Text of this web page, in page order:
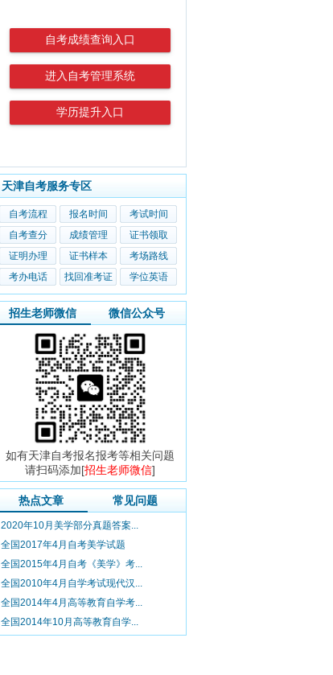
自考成绩查询入口
进入自考管理系统
学历提升入口
天津自考服务专区
自考流程 报名时间
考试时间
自考查分
成绩管理
证书领取
证明办理
证书样本
考场路线
考办电话
找回准考证 学位英语
招生老师微信 微信公众号
如有天津自考报名报考等相关问题
请扫码添加[招生老师微信]
热点文章 常见问题
2020年10月美学部分真题答案...
全国2017年4月自考美学试题
全国2015年4月自考《美学》考...
全国2010年4月自学考试现代汉...
全国2014年4月高等教育自学考...
全国2014年10月高等教育自学...